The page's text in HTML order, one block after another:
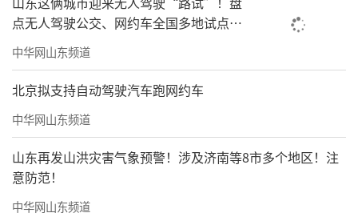
点无人驾驶公交、网约车全国多地试点之
路
中华网山东频道
北京拟支持自动驾驶汽车跑网约车
中华网山东频道
山东再发山洪灾害气象预警！涉及济南等8市多个地区！注
意防范！
中华网山东频道